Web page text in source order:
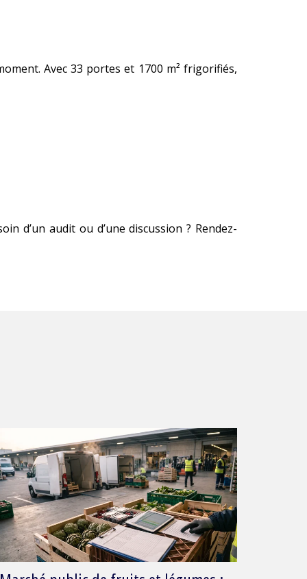
Avec 33 portes et 1700 m² frigorifiés,
d’un audit ou d’une discussion ? Rendez-